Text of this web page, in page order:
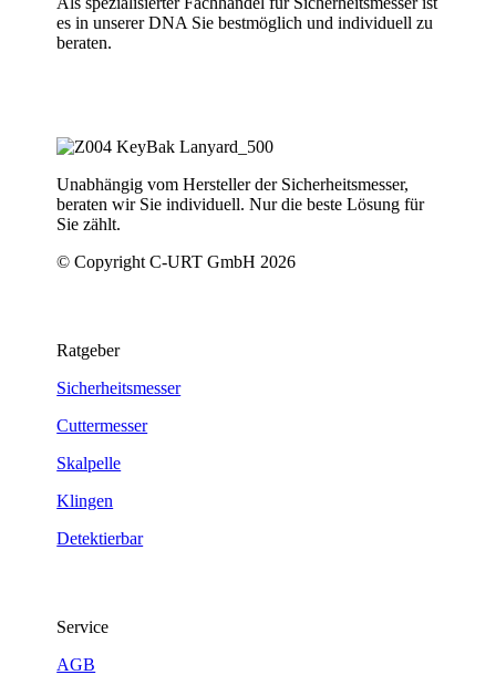
es in unserer DNA Sie bestmöglich und individuell zu
beraten.
Unabhängig vom Hersteller der Sicherheitsmesser,
beraten wir Sie individuell. Nur die beste Lösung für
Sie zählt.
© Copyright C-URT GmbH 2026
Ratgeber
Sicherheitsmesser
Cuttermesser
Skalpelle
Klingen
Detektierbar
Service
AGB